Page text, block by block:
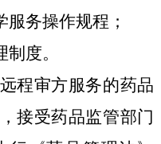
务操作规程；
度。
程审方服务的药品
接受药品监管部门